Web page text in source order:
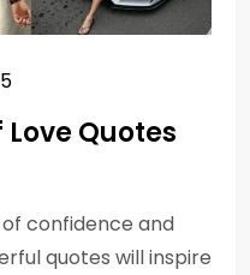
Quotes
confidence and
quotes will inspire